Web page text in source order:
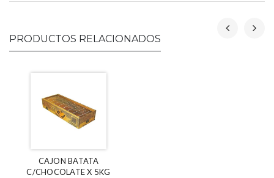
PRODUCTOS RELACIONADOS
CAJON BATATA
C/CHOCOLATE X 5KG